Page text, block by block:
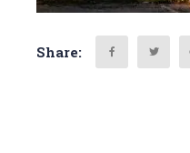
Share: